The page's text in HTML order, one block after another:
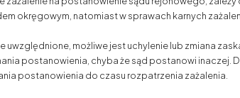
okręgowym, natomiast w sprawach karnych
uwzględnione, możliwe jest uchylenie lub zmiana
postanowienia, chyba że sąd postanowi
postanowienia do czasu rozpatrzenia zażalenia.